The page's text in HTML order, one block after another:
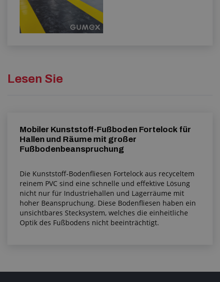
Lesen Sie
Mobiler Kunststoff-Fußboden Fortelock für
Hallen und Räume mit großer
Fußbodenbeanspruchung
Die Kunststoff-Bodenfliesen Fortelock aus recyceltem
reinem PVC sind eine schnelle und effektive Lösung
nicht nur für Industriehallen und Lagerräume mit
hoher Beanspruchung. Diese Bodenfliesen haben ein
unsichtbares Stecksystem, welches die einheitliche
Optik des Fußbodens nicht beeinträchtigt.